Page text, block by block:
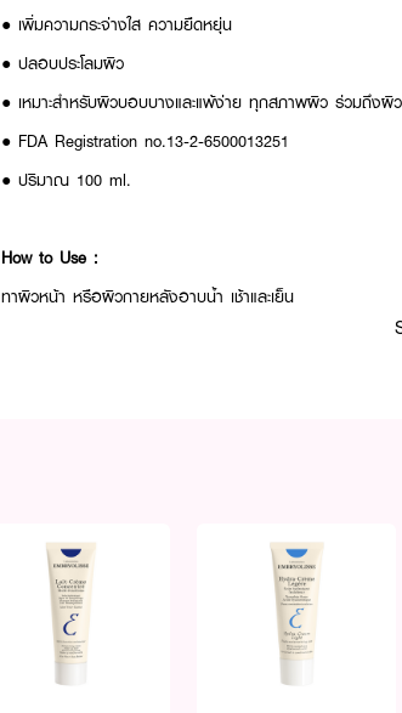
● เพิ่มความกระจ่างใส ความยืดหยุ่น
● ปลอบประโลมผิว
● เหมาะสำหรับผิวบอบบางและแพ้ง่าย ทุกสภาพผิว ร่วมถึงผิ
● FDA Registration no.13-2-6500013251
● ปริมาณ 100 ml.
How to Use :
ทาผิวหน้า หรือผิวกายหลังอาบน้ำ เช้าและเย็น